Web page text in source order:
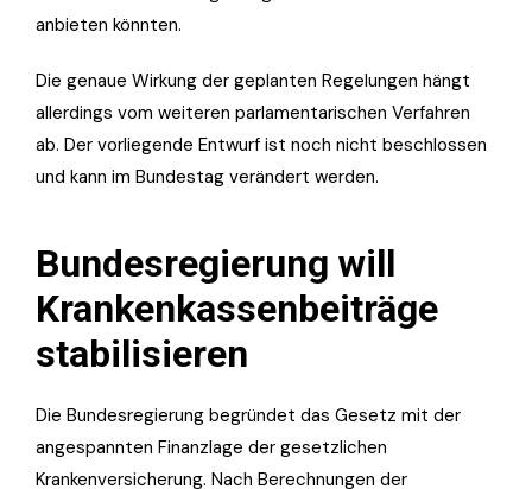
anbieten könnten.
Die genaue Wirkung der geplanten Regelungen hängt
allerdings vom weiteren parlamentarischen Verfahren
ab. Der vorliegende Entwurf ist noch nicht beschlossen
und kann im Bundestag verändert werden.
Bundesregierung will
Krankenkassenbeiträge
stabilisieren
Die Bundesregierung begründet das Gesetz mit der
angespannten Finanzlage der gesetzlichen
Krankenversicherung. Nach Berechnungen der